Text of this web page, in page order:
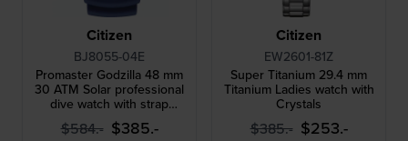
Citizen
BJ8055-04E
Promaster Godzilla 48 mm
30 ATM Solar professional
dive watch with strap
extender
$584.- $385.-
Citizen
EW2601-81Z
Super Titanium 29.4 mm
Titanium Ladies watch with
Crystals
$385.- $253.-